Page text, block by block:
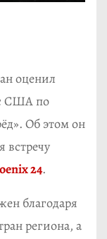
оценил
США по
Об этом он
встречу
24.
благодаря
региона, а